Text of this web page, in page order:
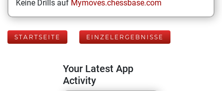
Keine Drills auf Mymoves.chessbase.com
STARTSEITE EINZELERGEBNISSE
Your Latest App
Activity